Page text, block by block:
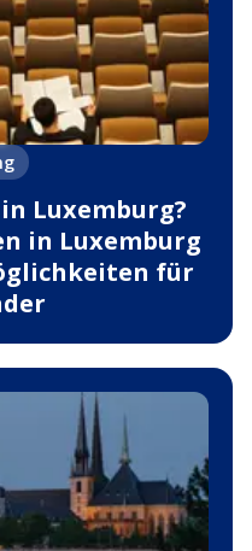
Luxemburg?
in Luxemburg
für